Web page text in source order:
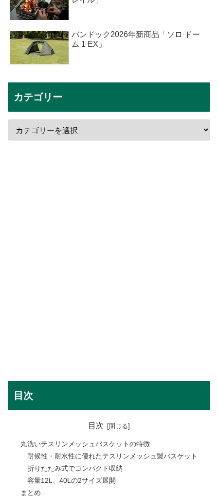
バンドック2026年新商品「ソロ ドー
ム 1 EX」
カテゴリー
目次
目次
丸洗いテスリンメッシュバスケットの特徴
耐候性・耐水性に優れたテスリンメッシュ製バスケット
折りたたみ式でコンパクト収納
容量12L、40Lの2サイズ展開
まとめ